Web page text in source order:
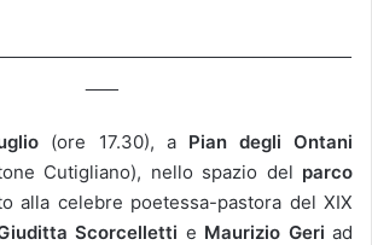
(ore 17.30), a Pian degli Ontani
Cutigliano), nello spazio del parco
alla celebre poetessa-pastora del XIX
Scorcelletti e Maurizio Geri ad